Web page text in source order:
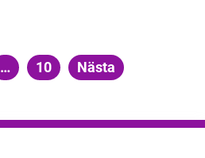
Sidnumrering
… Sida
10 Nästa